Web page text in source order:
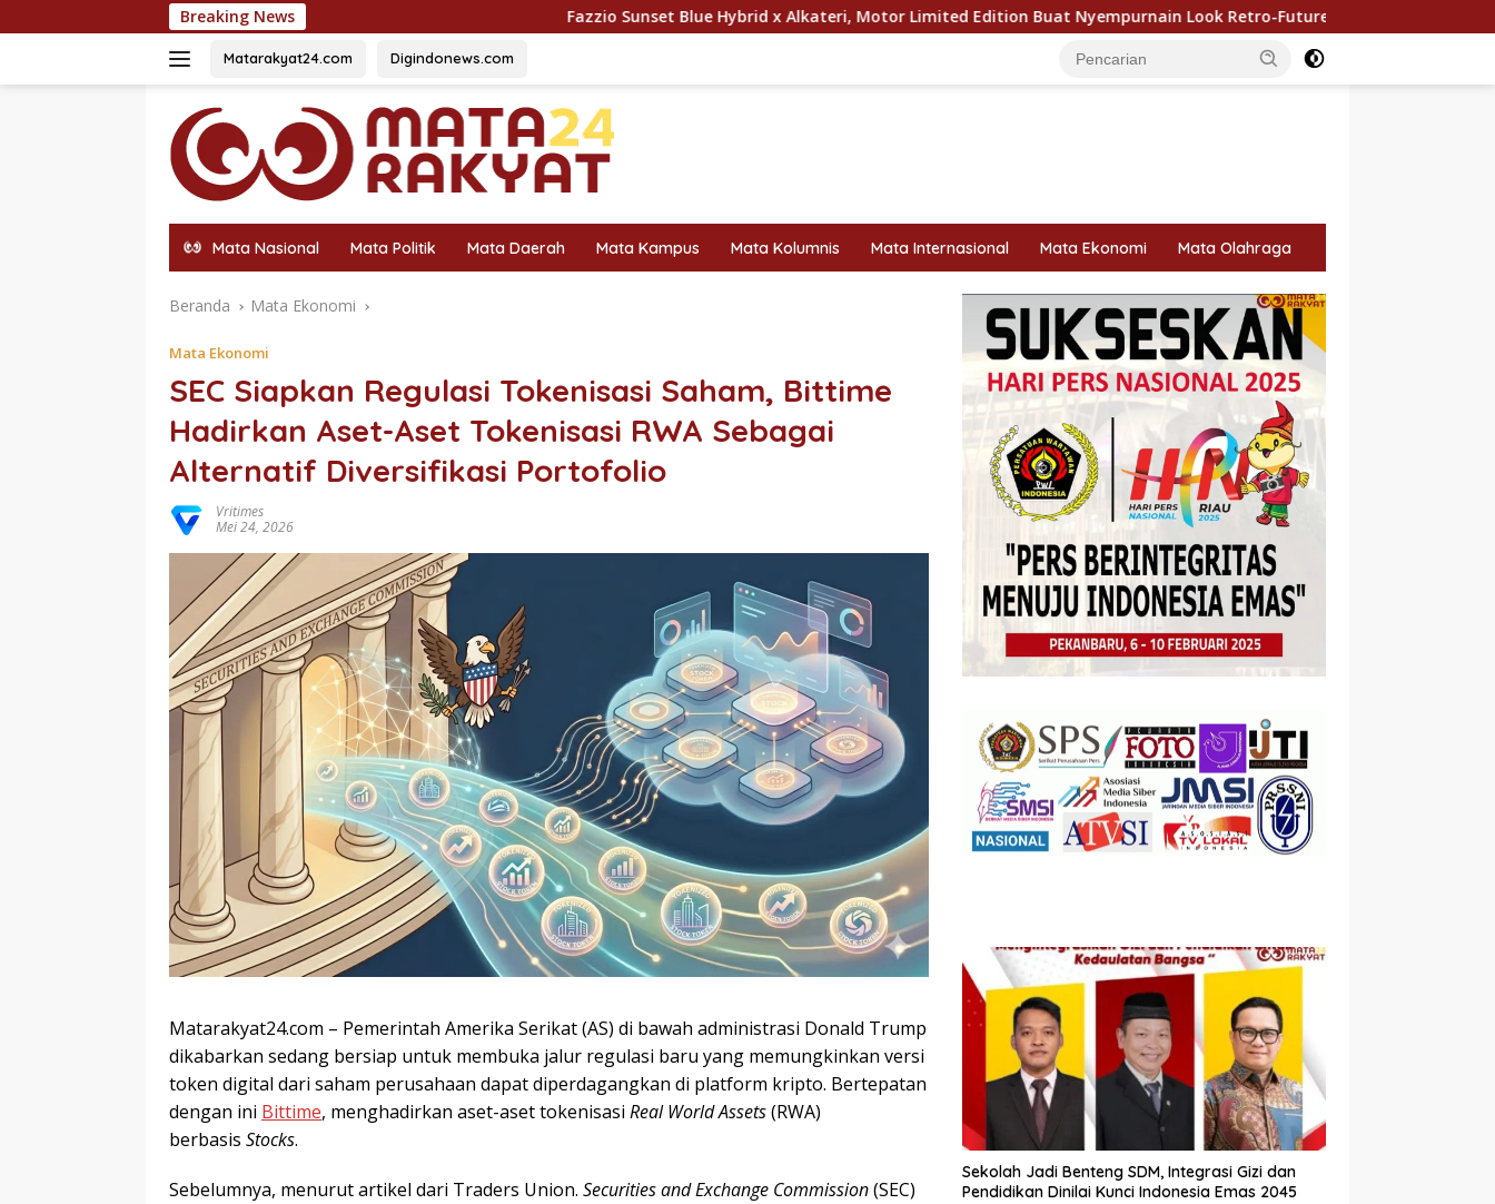
ke
Breaking News Fazzio Sunset Blue Hybrid x Alkateri, Motor Limited Edition Buat Nyempurnain Look Retro-Future Lo 500 Bendera Merah Putih
Matarakyat24.com Digindonews.com
Mata Nasional Mata Politik Mata Daerah Mata Kampus Mata Kolumnis Mata Internasional Mata Ekonomi Mata Olahraga
Beranda Mata Ekonomi
Mata Ekonomi
SEC Siapkan Regulasi Tokenisasi Saham, Bittime
Hadirkan Aset-Aset Tokenisasi RWA Sebagai
Alternatif Diversifikasi Portofolio
Vritimes
Mei 24, 2026
Matarakyat24.com – Pemerintah Amerika Serikat (AS) di bawah administrasi Donald Trump
dikabarkan sedang bersiap untuk membuka jalur regulasi baru yang memungkinkan versi
token digital dari saham perusahaan dapat diperdagangkan di platform kripto. Bertepatan
dengan ini Bittime, menghadirkan aset-aset tokenisasi Real World Assets(RWA)
berbasis Stocks.
Sebelumnya, menurut artikel dari Traders Union. Securities and Exchange Commission(SEC)
Sekolah Jadi Benteng SDM, Integrasi Gizi dan
Pendidikan Dinilai Kunci Indonesia Emas 2045